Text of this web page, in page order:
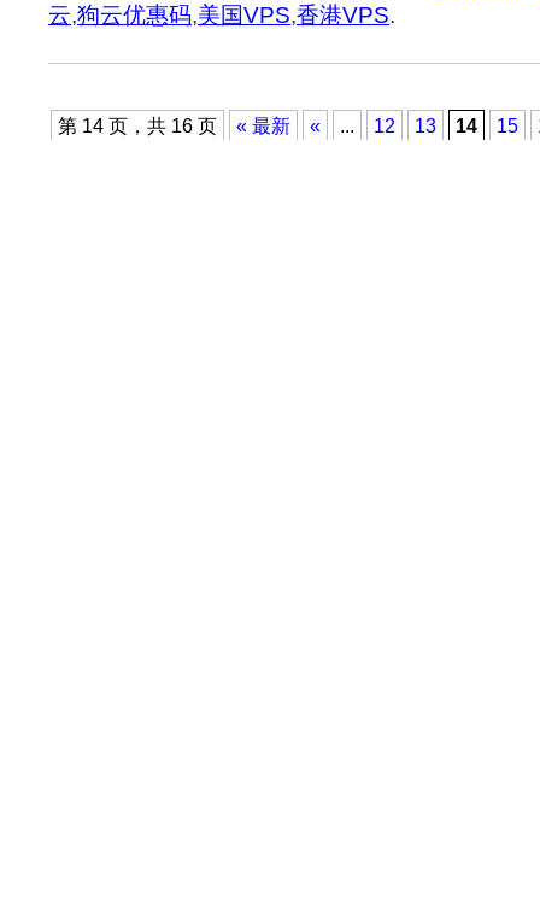
云,狗云优惠码,美国VPS,香港VPS.
第 14 页，共 16 页 « 最新 « 12 13 14 15